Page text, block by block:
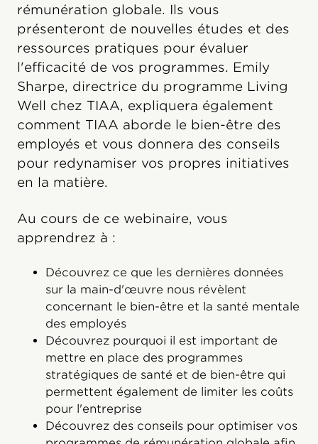
rémunération globale. Ils vous
présenteront de nouvelles études et des
ressources pratiques pour évaluer
l'efficacité de vos programmes. Emily
Sharpe, directrice du programme Living
Well chez TIAA, expliquera également
comment TIAA aborde le bien-être des
employés et vous donnera des conseils
pour redynamiser vos propres initiatives
en la matière.
Au cours de ce webinaire, vous
apprendrez à :
Découvrez ce que les dernières données
sur la main-d'œuvre nous révèlent
concernant le bien-être et la santé mentale
des employés
Découvrez pourquoi il est important de
mettre en place des programmes
stratégiques de santé et de bien-être qui
permettent également de limiter les coûts
pour l'entreprise
Découvrez des conseils pour optimiser vos